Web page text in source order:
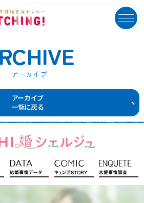
ン イベントユーザーログイン
ジ
イベント
イベントガイド
自治体等イベント一覧
自治体等イベントカレンダー
アーカイブ
アーカイブ
一覧に戻る